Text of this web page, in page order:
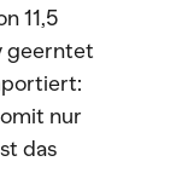
11,5
geerntet
nur
das